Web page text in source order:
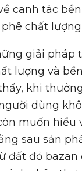
canh tác
chất lượng
giải pháp
lượng và
khi
dùng
muốn hiểu
sau sản
đất đỏ